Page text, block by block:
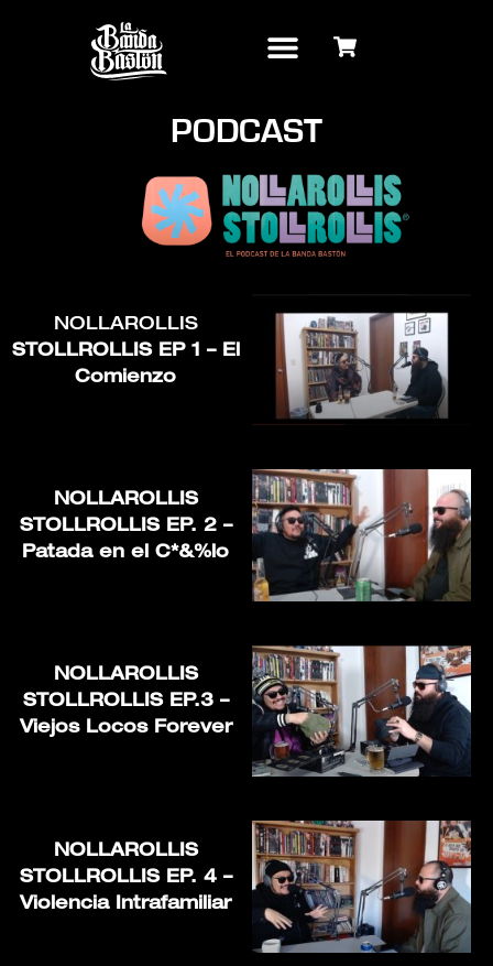
PODCAST
NOLLAROLLIS
STOLLROLLIS EP 1 – El
Comienzo
NOLLAROLLIS
STOLLROLLIS EP. 2 –
Patada en el C*&%lo
NOLLAROLLIS
STOLLROLLIS EP.3 –
Viejos Locos Forever
NOLLAROLLIS
STOLLROLLIS EP. 4 –
Violencia Intrafamiliar